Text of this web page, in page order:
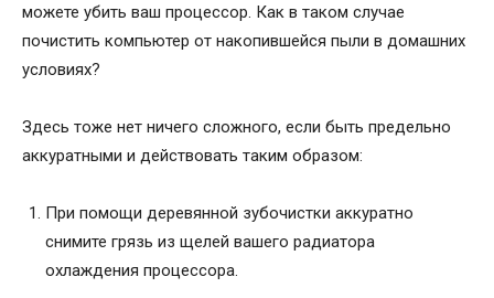
можете убить ваш процессор. Как в таком случае
почистить компьютер от накопившейся пыли в домашних
условиях?
Здесь тоже нет ничего сложного, если быть предельно
аккуратными и действовать таким образом:
При помощи деревянной зубочистки аккуратно
снимите грязь из щелей вашего радиатора
охлаждения процессора.